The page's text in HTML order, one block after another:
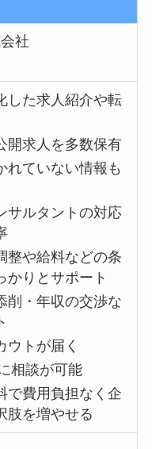
社
した求人紹介や転
開求人を多数保有
れていない情報も
サルタントの対応
整や給料などの条
かりとサポート
削・年収の交渉な
ウトが届く
相談が可能
で費用負担なく企
肢を増やせる